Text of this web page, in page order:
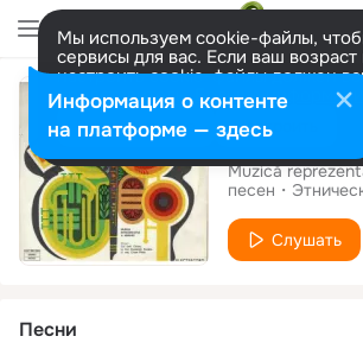
Мы используем cookie-файлы,
сервисы для вас. Если ваш возраст
настроить cookie-файлы должен
представитель. Больше
Разрешить все Настроить
Альбом
Muzică
песен
Слушать
Песни
Информация о контенте
на платформе — здесь